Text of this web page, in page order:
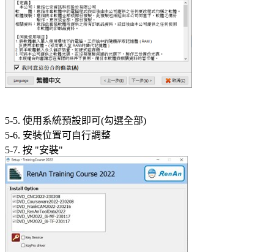
5-5. 使用系統預設即可(勾選全部)
5-6. 安裝位置可自行調整
5-7. 按 "安裝"